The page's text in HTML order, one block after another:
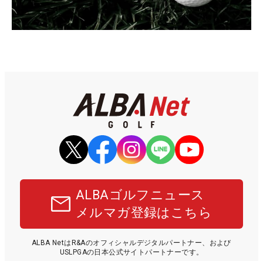
ALBAゴルフニュース
メルマガ登録はこちら
ALBA NetはR&Aのオフィシャルデジタルパートナー、および
USLPGAの日本公式サイトパートナーです。